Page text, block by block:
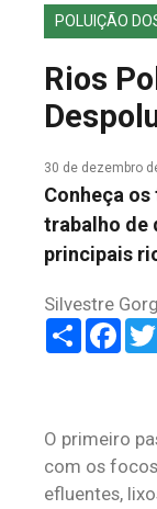
FALE CONOSCO
POLUIÇÃO
Rios
30 de dezembro
Conheça
trabalho de
principais
Silvestre
Share
O primeiro
com os
efluentes,